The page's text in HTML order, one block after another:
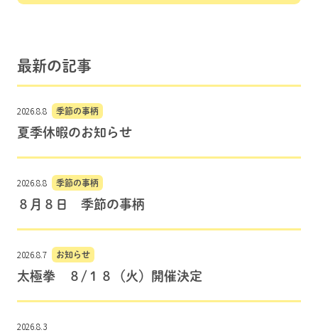
最新の記事
2026.8.8 季節の事柄
夏季休暇のお知らせ
2026.8.8 季節の事柄
８月８日 季節の事柄
2026.8.7 お知らせ
太極拳 ８/１８（火）開催決定
2026.8.3